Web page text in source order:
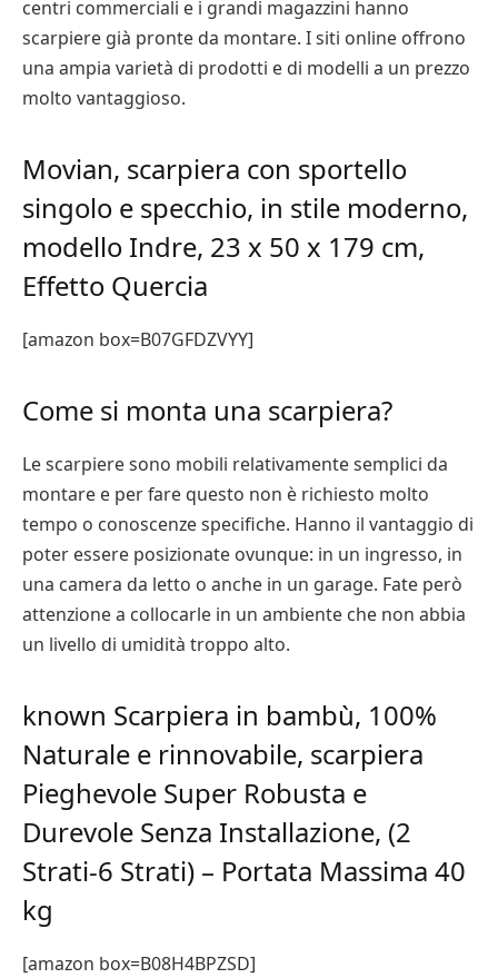
centri commerciali e i grandi magazzini hanno
scarpiere già pronte da montare. I siti online offrono
una ampia varietà di prodotti e di modelli a un prezzo
molto vantaggioso.
Movian, scarpiera con sportello
singolo e specchio, in stile moderno,
modello Indre, 23 x 50 x 179 cm,
Effetto Quercia
[amazon box=B07GFDZVYY]
Come si monta una scarpiera?
Le scarpiere sono mobili relativamente semplici da
montare e per fare questo non è richiesto molto
tempo o conoscenze specifiche. Hanno il vantaggio di
poter essere posizionate ovunque: in un ingresso, in
una camera da letto o anche in un garage. Fate però
attenzione a collocarle in un ambiente che non abbia
un livello di umidità troppo alto.
known Scarpiera in bambù, 100%
Naturale e rinnovabile, scarpiera
Pieghevole Super Robusta e
Durevole Senza Installazione, (2
Strati-6 Strati) – Portata Massima 40
kg
[amazon box=B08H4BPZSD]